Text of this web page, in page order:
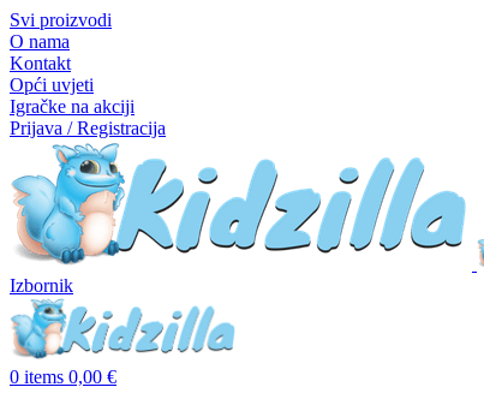
Svi proizvodi
O nama
Kontakt
Opći uvjeti
Igračke na akciji
Prijava / Registracija
Izbornik
0 items 0,00 €